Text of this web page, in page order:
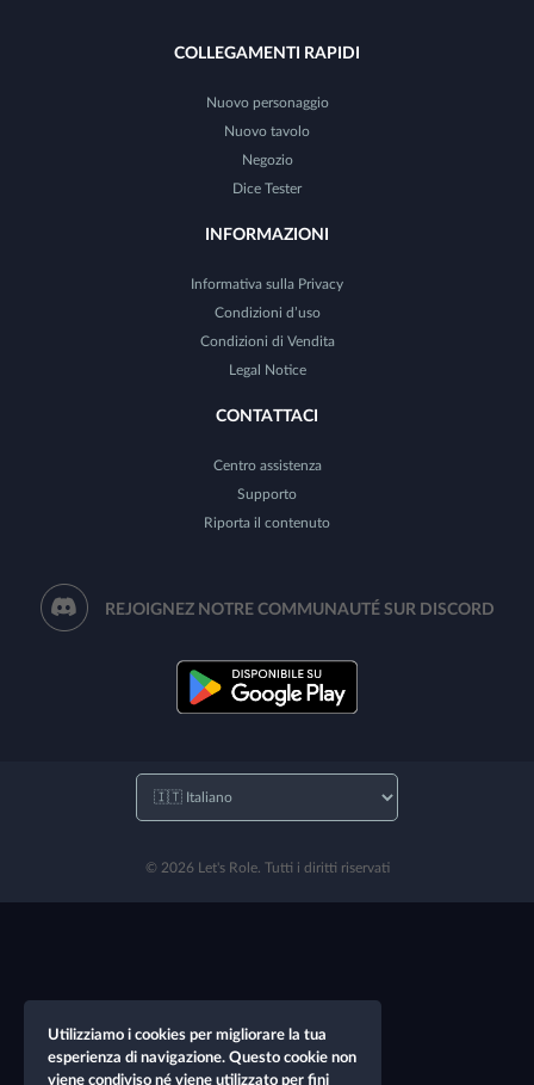
COLLEGAMENTI RAPIDI
Nuovo personaggio
Nuovo tavolo
Negozio
Dice Tester
INFORMAZIONI
Informativa sulla Privacy
Condizioni d’uso
Condizioni di Vendita
Legal Notice
CONTATTACI
Centro assistenza
Supporto
Riporta il contenuto
REJOIGNEZ NOTRE COMMUNAUTÉ SUR DISCORD
© 2026 Let's Role. Tutti i diritti riservati
Utilizziamo i cookies per migliorare la tua
esperienza di navigazione. Questo cookie non
viene condiviso né viene utilizzato per fini